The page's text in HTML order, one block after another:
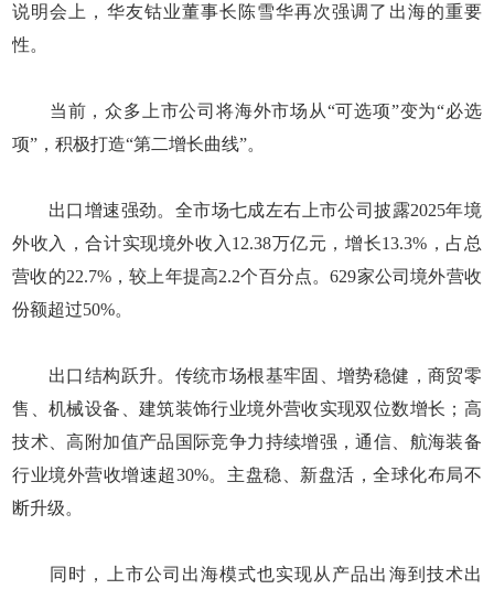
说明会上，华友钴业董事长陈雪华再次强调了出海的重要
性。
当前，众多上市公司将海外市场从“可选项”变为“必选
项”，积极打造“第二增长曲线”。
出口增速强劲。全市场七成左右上市公司披露2025年境
外收入，合计实现境外收入12.38万亿元，增长13.3%，占总
营收的22.7%，较上年提高2.2个百分点。629家公司境外营收
份额超过50%。
出口结构跃升。传统市场根基牢固、增势稳健，商贸零
售、机械设备、建筑装饰行业境外营收实现双位数增长；高
技术、高附加值产品国际竞争力持续增强，通信、航海装备
行业境外营收增速超30%。主盘稳、新盘活，全球化布局不
断升级。
同时，上市公司出海模式也实现从产品出海到技术出